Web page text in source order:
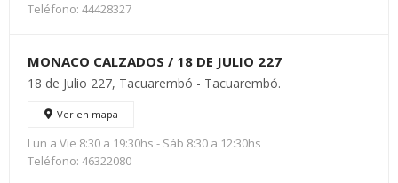
Teléfono: 44428327
MONACO CALZADOS / 18 DE JULIO 227
18 de Julio 227, Tacuarembó - Tacuarembó.
Ver en mapa
Lun a Vie 8:30 a 19:30hs - Sáb 8:30 a 12:30hs
Teléfono: 46322080